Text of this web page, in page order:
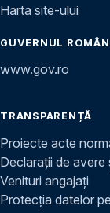
Harta site-ului
GUVERNUL
www.gov.ro
TRANSPARENȚĂ
Proiecte acte
Declarații de avere
Venituri angajați
Protecția datelor